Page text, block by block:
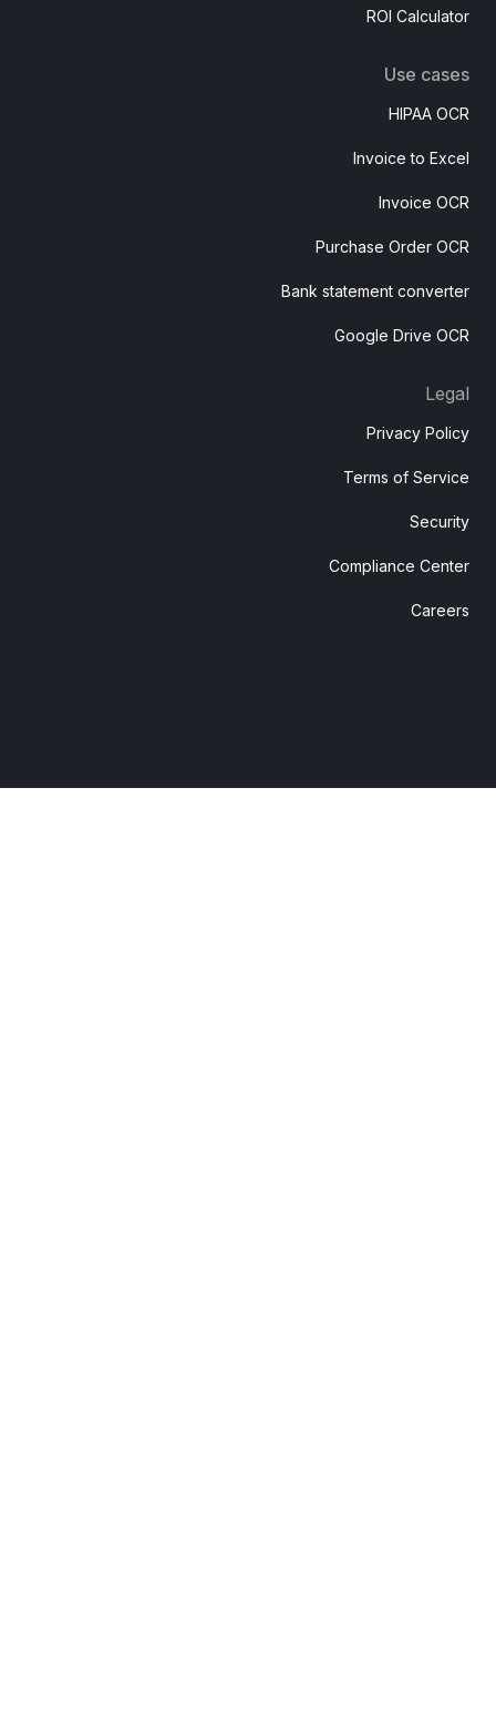
ROI Calculator
Use cases
HIPAA OCR
Invoice to Excel
Invoice OCR
Purchase Order OCR
Bank statement converter
Google Drive OCR
Legal
Privacy Policy
Terms of Service
Security
Compliance Center
Careers